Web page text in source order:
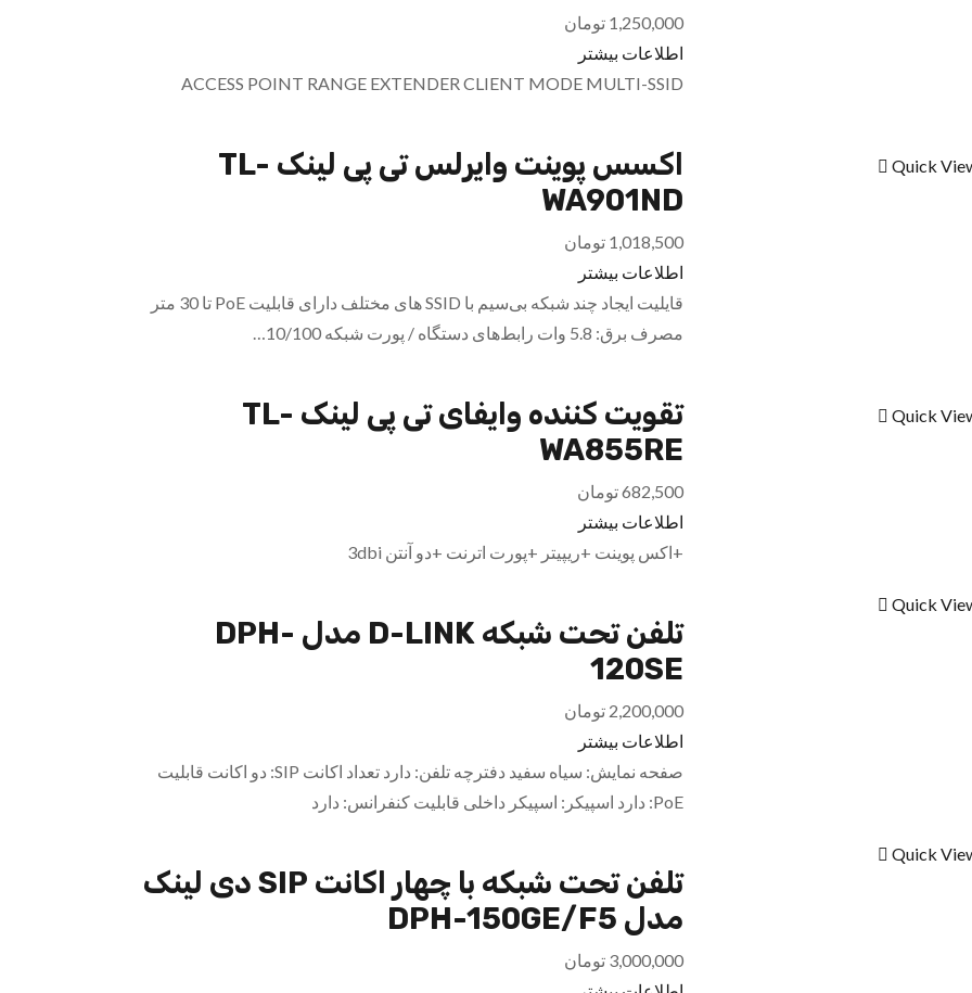
1,250,000 تومان
اطلاعات بیشتر
ACCESS POINT RANGE EXTENDER CLIENT MODE MULTI-SSID
Quick
اکسس پوینت وایرلس تی پی لینک TL-
WA901ND
1,018,500 تومان
اطلاعات بیشتر
قایلیت ایجاد چند شبکه بی‌سیم با SSID های مختلف دارای قابلیت PoE تا 30 متر
مصرف برق: 5.8 وات رابط‌های دستگاه / پورت شبکه 10/100…
Quick
تقویت کننده وایفای تی پی لینک TL-
WA855RE
682,500تومان
اطلاعات بیشتر
+اکس پوینت +ریپیتر +پورت اترنت +دو آنتن 3dbi
Quick
تلفن تحت شبکه D-LINK مدل DPH-
120SE
2,200,000 تومان
اطلاعات بیشتر
صفحه نمایش: سیاه سفید دفترچه تلفن: دارد تعداد اکانت SIP: دو اکانت قابلیت
PoE: دارد اسپیکر: اسپیکر داخلی قابلیت کنفرانس: دارد
Quick
تلفن تحت شبکه با چهار اکانت SIP دی لینک
مدل DPH-150GE/F5
3,000,000 تومان